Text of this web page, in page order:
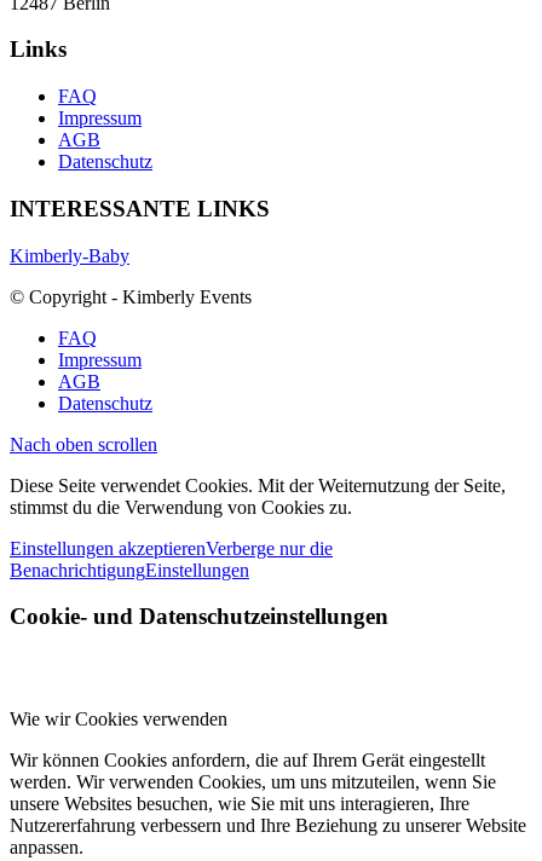
Links
FAQ
Impressum
AGB
Datenschutz
INTERESSANTE LINKS
Kimberly-Baby
© Copyright - Kimberly Events
FAQ
Impressum
AGB
Datenschutz
Nach oben scrollen
Diese Seite verwendet Cookies. Mit der Weiternutzung der Seite,
stimmst du die Verwendung von Cookies zu.
Einstellungen akzeptierenVerberge nur die
BenachrichtigungEinstellungen
Cookie- und Datenschutzeinstellungen
Wie wir Cookies verwenden
Wir können Cookies anfordern, die auf Ihrem Gerät eingestellt
werden. Wir verwenden Cookies, um uns mitzuteilen, wenn Sie
unsere Websites besuchen, wie Sie mit uns interagieren, Ihre
Nutzererfahrung verbessern und Ihre Beziehung zu unserer Website
anpassen.